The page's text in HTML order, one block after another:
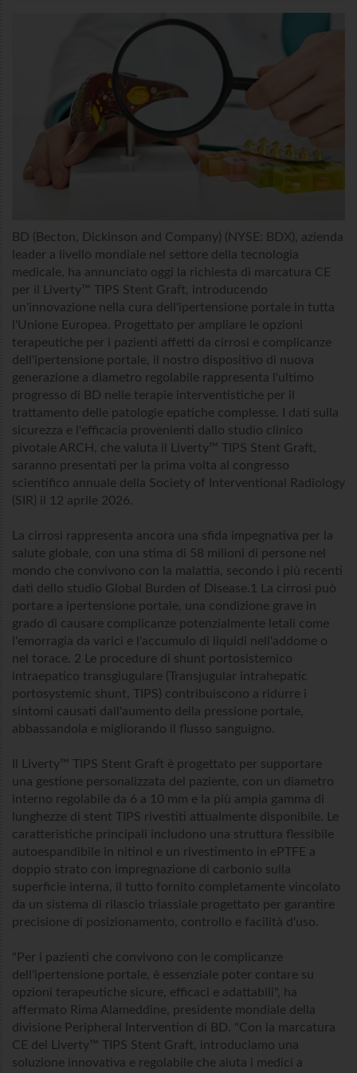
BD (Becton, Dickinson and Company) (NYSE: BDX), azienda
leader a livello mondiale nel settore della tecnologia
medicale, ha annunciato oggi la richiesta di marcatura CE
per il Liverty™ TIPS Stent Graft, introducendo
un'innovazione nella cura dell'ipertensione portale in tutta
l'Unione Europea. Progettato per ampliare le opzioni
terapeutiche per i pazienti affetti da cirrosi e complicanze
dell'ipertensione portale, il nostro dispositivo di nuova
generazione a diametro regolabile rappresenta l'ultimo
progresso di BD nelle terapie interventistiche per il
trattamento delle patologie epatiche complesse. I dati sulla
sicurezza e l'efficacia provenienti dallo studio clinico
pivotale ARCH, che valuta il Liverty™ TIPS Stent Graft,
saranno presentati per la prima volta al congresso
scientifico annuale della Society of Interventional Radiology
(SIR) il 12 aprile 2026.
La cirrosi rappresenta ancora una sfida impegnativa per la
salute globale, con una stima di 58 milioni di persone nel
mondo che convivono con la malattia, secondo i più recenti
dati dello studio Global Burden of Disease.1 La cirrosi può
portare a ipertensione portale, una condizione grave in
grado di causare complicanze potenzialmente letali come
l'emorragia da varici e l'accumulo di liquidi nell'addome o
nel torace. 2 Le procedure di shunt portosistemico
intraepatico transgiugulare (Transjugular intrahepatic
portosystemic shunt, TIPS) contribuiscono a ridurre i
sintomi causati dall'aumento della pressione portale,
abbassandola e migliorando il flusso sanguigno.
Il Liverty™ TIPS Stent Graft è progettato per supportare
una gestione personalizzata del paziente, con un diametro
interno regolabile da 6 a 10 mm e la più ampia gamma di
lunghezze di stent TIPS rivestiti attualmente disponibile. Le
caratteristiche principali includono una struttura flessibile
autoespandibile in nitinol e un rivestimento in ePTFE a
doppio strato con impregnazione di carbonio sulla
superficie interna, il tutto fornito completamente vincolato
da un sistema di rilascio triassiale progettato per garantire
precisione di posizionamento, controllo e facilità d'uso.
"Per i pazienti che convivono con le complicanze
dell'ipertensione portale, è essenziale poter contare su
opzioni terapeutiche sicure, efficaci e adattabili", ha
affermato Rima Alameddine, presidente mondiale della
divisione Peripheral Intervention di BD. "Con la marcatura
CE del Liverty™ TIPS Stent Graft, introduciamo una
soluzione innovativa e regolabile che aiuta i medici a